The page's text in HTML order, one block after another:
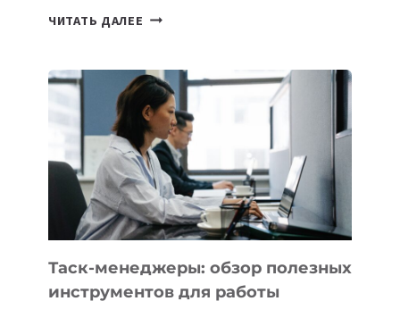
ЧИТАТЬ ДАЛЕЕ ИИ-
БИЗНЕСА:
КАКИЕ
3
ЗАДАЧИ
ЕМУ
МОЖНО
ПОРУЧИТЬ
УЖЕ
СЕГОДНЯ
Таск-менеджеры: обзор полезных
инструментов для работы